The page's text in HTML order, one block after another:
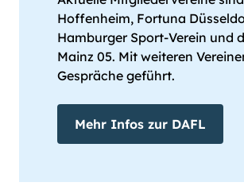
Hoffenheim, Fortuna
Hamburger Sport-Verein und
Mainz 05. Mit weiteren
Gespräche geführt.
Mehr Infos zur DAFL